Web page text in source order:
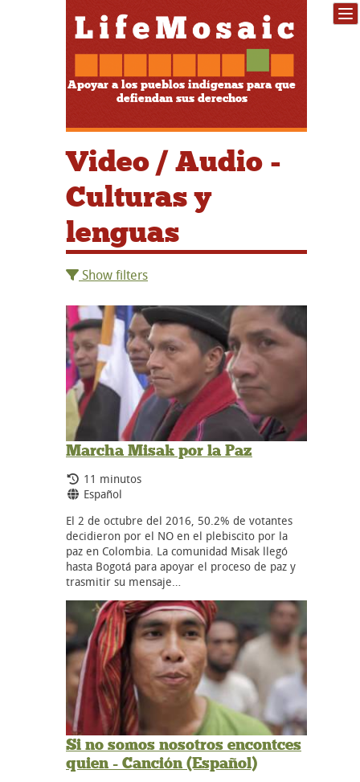
Apoyar a los pueblos indígenas para que
defiendan sus derechos
Video / Audio -
Culturas y
lenguas
Show filters
Marcha Misak por la Paz
Tiempo de duración:
11 minutos
Idiomas:
Español
El 2 de octubre del 2016, 50.2% de votantes
decidieron por el NO en el plebiscito por la
paz en Colombia. La comunidad Misak llegó
hasta Bogotá para apoyar el proceso de paz y
trasmitir su mensaje…
Si no somos nosotros encontces
quien - Canción (Español)